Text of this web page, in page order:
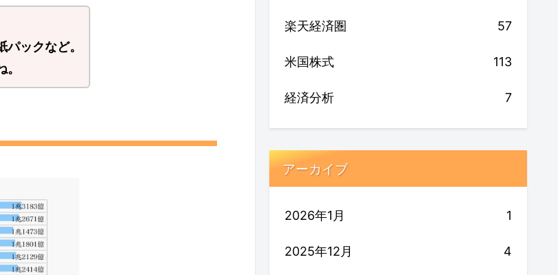
ックなど。
楽天経済圏 57
米国株式 113
経済分析 7
アーカイブ
2026年1月 1
2025年12月 4